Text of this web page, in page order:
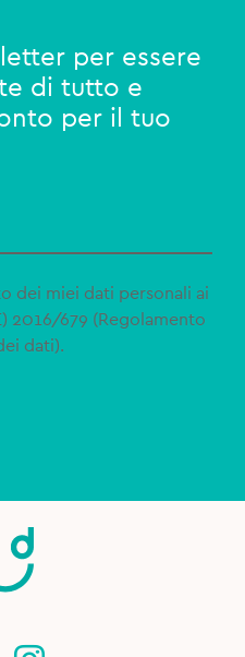
per essere
di tutto e
per il tuo
dei miei dati personali ai
2016/679 (Regolamento
dati).